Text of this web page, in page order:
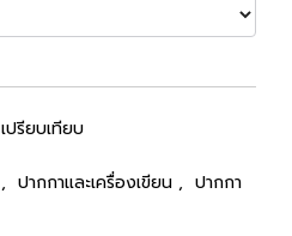
เปรียบเทียบ
, ปากกาและเครื่องเขียน , ปากกา